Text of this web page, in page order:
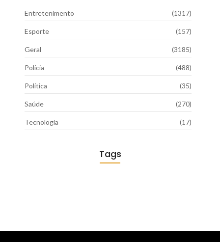
Entretenimento (1317)
Esporte (157)
Geral (3185)
Polícia (488)
Política (35)
Saúde (270)
Tecnologia (17)
Tags